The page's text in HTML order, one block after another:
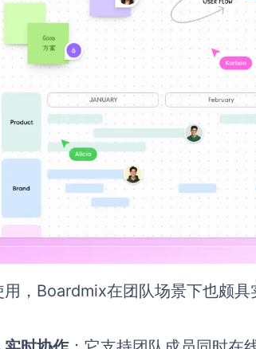
，Boardmix在团队场景下也颇具